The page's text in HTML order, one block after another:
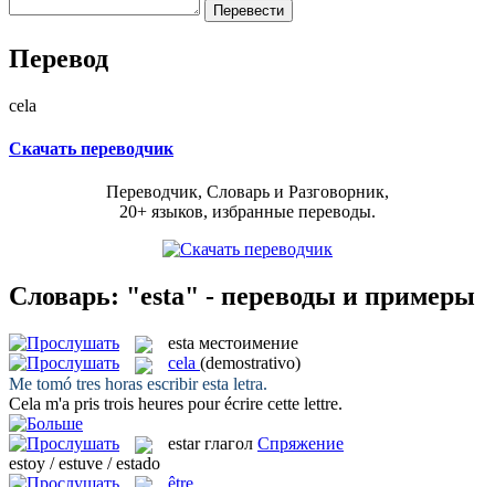
Перевод
cela
Скачать переводчик
Переводчик, Словарь и Разговорник,
20+ языков, избранные переводы.
Словарь: "esta" - переводы и примеры
esta местоимение
cela (demostrativo)
Me tomó tres horas escribiresta letra.
Cela m'a pris trois heures pour écrire cette lettre.
estar глагол Спряжение
estoy / estuve / estado
être